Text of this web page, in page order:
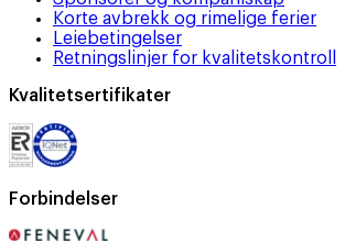
Korte avbrekk og rimelige ferier
Leiebetingelser
Retningslinjer for kvalitetskontroll
Kvalitetsertifikater
Forbindelser